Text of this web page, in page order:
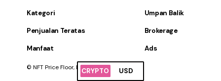
CRYPTO USD
Kategori
Penjualan Teratas
Manfaat
Umpan Balik
Brokerage
Ads
© NFT Price Floor, Inc. Hak Cipta Dilindungi.